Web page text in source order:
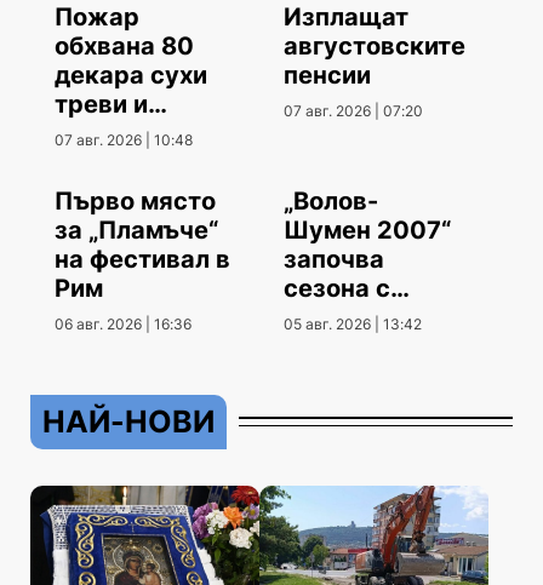
Пожар
обхвана 80
декара сухи
треви и
храсти
07 авг. 2026 | 10:48
Изплащат
августовските
пенсии
07 авг. 2026 | 07:20
Първо място
за „Пламъче“
на фестивал в
Рим
06 авг. 2026 | 16:36
„Волов-
Шумен 2007“
започва
сезона с
гостуване
05 авг. 2026 | 13:42
НАЙ-НОВИ